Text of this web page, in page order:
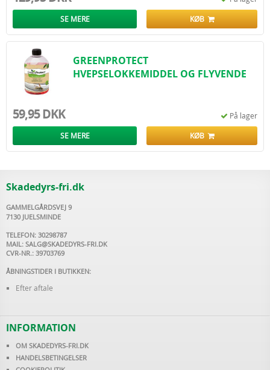
SE MERE KØB
GREENPROTECT
HVEPSELOKKEMIDDEL OG FLYVENDE
59,95 DKK På lager
SE MERE KØB
Skadedyrs-fri.dk
GAMMELGÅRDSVEJ 9
7130 JUELSMINDE
TELEFON: 30298787
MAIL: SALG@SKADEDYRS-FRI.DK
CVR-NR.: 39703769
ÅBNINGSTIDER I BUTIKKEN:
Efter aftale
INFORMATION
OM SKADEDYRS-FRI.DK
HANDELSBETINGELSER